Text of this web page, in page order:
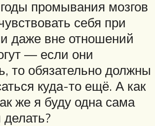
промывания мозгов
себя при
даже вне отношений
— если они
то обязательно должны
куда-то ещё. А как
же я буду одна сама